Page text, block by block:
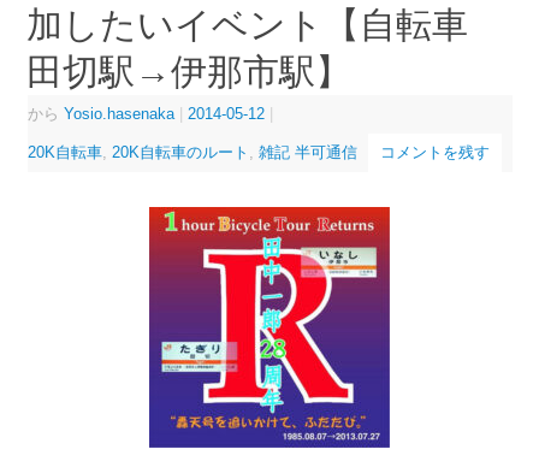
加したいイベント【自転車
田切駅→伊那市駅】
から Yosio.hasenaka 2014-05-12
20K自転車, 20K自転車のルート , 雑記 半可通信 コメントを残す